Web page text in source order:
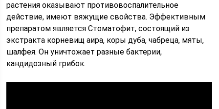
растения оказывают противовоспалительное
действие, имеют вяжущие свойства. Эффективным
препаратом является Стоматофит, состоящий из
экстракта корневищ аира, коры дуба, чабреца, мяты,
шалфея. Он уничтожает разные бактерии,
кандидозный грибок.